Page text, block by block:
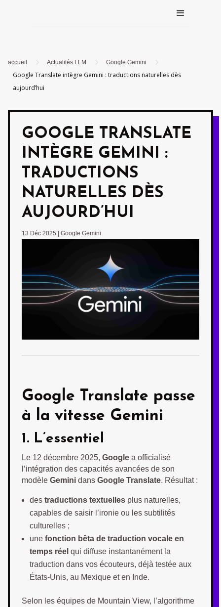
accueil 5 Actualités LLM 5 Google Gemini 5
Google Translate intègre Gemini : traductions naturelles dès
aujourd’hui
GOOGLE TRANSLATE
INTÈGRE GEMINI :
TRADUCTIONS
NATURELLES DÈS
AUJOURD’HUI
13 Déc 2025 Google Gemini
Google Translate passe
à la vitesse Gemini
1. L’essentiel
Le 12 décembre 2025, Google a officialisé
l’intégration des capacités avancées de son
modèle Gemini dans Google Translate. Résultat :
des traductions textuelles plus naturelles,
capables de saisir l’ironie ou les subtilités
culturelles ;
une fonction bêta de traduction vocale en
temps réel qui diffuse instantanément la
traduction dans vos écouteurs, déjà testée aux
États-Unis, au Mexique et en Inde.
Selon les équipes de Mountain View, l’algorithme